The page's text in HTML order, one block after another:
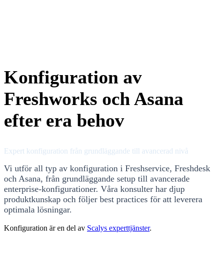
Konfiguration av
Freshworks och Asana
efter era behov
Expert konfiguration från grundläggande till avancerad nivå
Vi utför all typ av konfiguration i Freshservice, Freshdesk
och Asana, från grundläggande setup till avancerade
enterprise-konfigurationer. Våra konsulter har djup
produktkunskap och följer best practices för att leverera
optimala lösningar.
Konfiguration är en del av Scalys experttjänster.